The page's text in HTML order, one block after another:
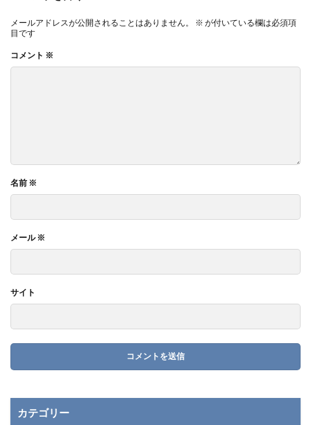
メールアドレスが公開されることはありません。 ※ が付いている欄は必須項
目です
コメント ※
名前 ※
メール※
サイト
カテゴリー